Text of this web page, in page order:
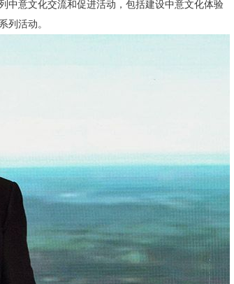
中意文化交流和促进活动，包括建设中意文化体验
列活动。